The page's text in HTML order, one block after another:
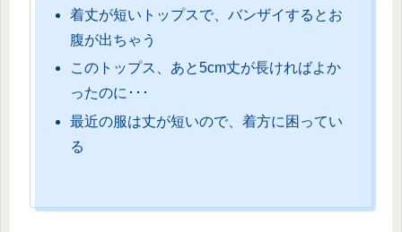
着丈が短いトップスで、バンザイするとお
腹が出ちゃう
このトップス、あと5cm丈が長ければよか
ったのに･･･
最近の服は丈が短いので、着方に困ってい
る